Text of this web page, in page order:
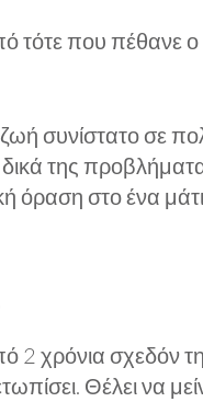
τότε που πέθανε
συνίστατο σε
της
όραση στο ένα
χρόνια σχεδόν τη
Θέλει να